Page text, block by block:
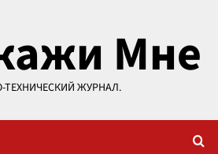
Мне
ТЕХНИЧЕСКИЙ ЖУРНАЛ.